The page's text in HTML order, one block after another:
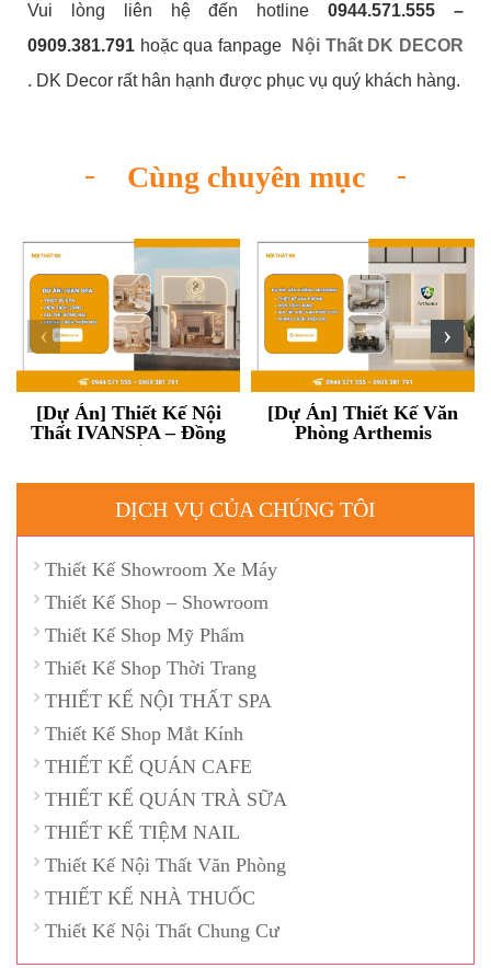
Vui lòng liên hệ đến hotline 0944.571.555 –
0909.381.791 hoặc qua fanpage Nội Thất DK DECOR
. DK Decor rất hân hạnh được phục vụ quý khách hàng.
Cùng chuyên mục
[Dự Án] Thiết Kế Nội
Thất IVANSPA – Đồng
Nai
[Dự Án] Thiết Kế Văn
Phòng Arthemis
›
‹
DỊCH VỤ CỦA CHÚNG TÔI
Thiết Kế Showroom Xe Máy
Thiết Kế Shop – Showroom
Thiết Kế Shop Mỹ Phẩm
Thiết Kế Shop Thời Trang
THIẾT KẾ NỘI THẤT SPA
Thiết Kế Shop Mắt Kính
THIẾT KẾ QUÁN CAFE
THIẾT KẾ QUÁN TRÀ SỮA
THIẾT KẾ TIỆM NAIL
Thiết Kế Nội Thất Văn Phòng
THIẾT KẾ NHÀ THUỐC
Thiết Kế Nội Thất Chung Cư